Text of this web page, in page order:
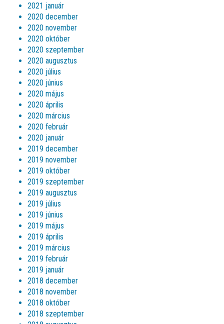
2021 január
2020 december
2020 november
2020 október
2020 szeptember
2020 augusztus
2020 július
2020 június
2020 május
2020 április
2020 március
2020 február
2020 január
2019 december
2019 november
2019 október
2019 szeptember
2019 augusztus
2019 július
2019 június
2019 május
2019 április
2019 március
2019 február
2019 január
2018 december
2018 november
2018 október
2018 szeptember